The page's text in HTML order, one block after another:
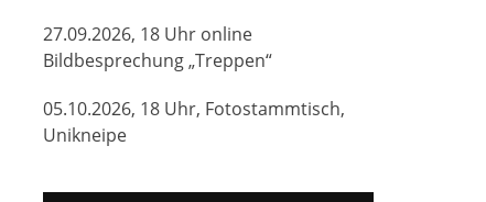
27.09.2026, 18 Uhr online
Bildbesprechung „Treppen“
05.10.2026, 18 Uhr, Fotostammtisch,
Unikneipe